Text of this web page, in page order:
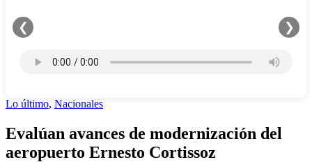
❮ ❯
Lo último, Nacionales
Evalúan avances de modernización del
aeropuerto Ernesto Cortissoz